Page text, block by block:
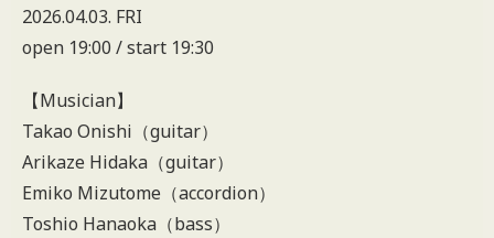
2026.04.03. FRI
open 19:00 / start 19:30
【Musician】
Takao Onishi（guitar）
Arikaze Hidaka（guitar）
Emiko Mizutome（accordion）
Toshio Hanaoka（bass）